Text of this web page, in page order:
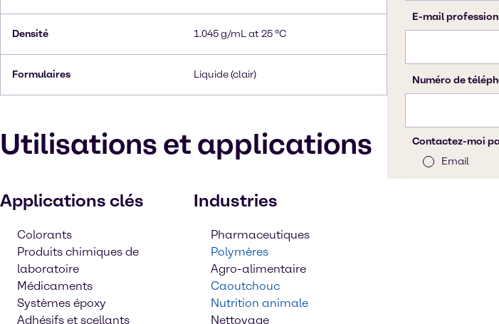
Densité 1.045 g/mL at 25 °C
Formulaires Liquide (clair)
Utilisations et applications
Applications clés
Colorants
Produits chimiques de
laboratoire
Médicaments
Systèmes époxy
Adhésifs et scellants
Industries
Pharmaceutiques
Polymères
Agro-alimentaire
Caoutchouc
Nutrition animale
Nettoyage